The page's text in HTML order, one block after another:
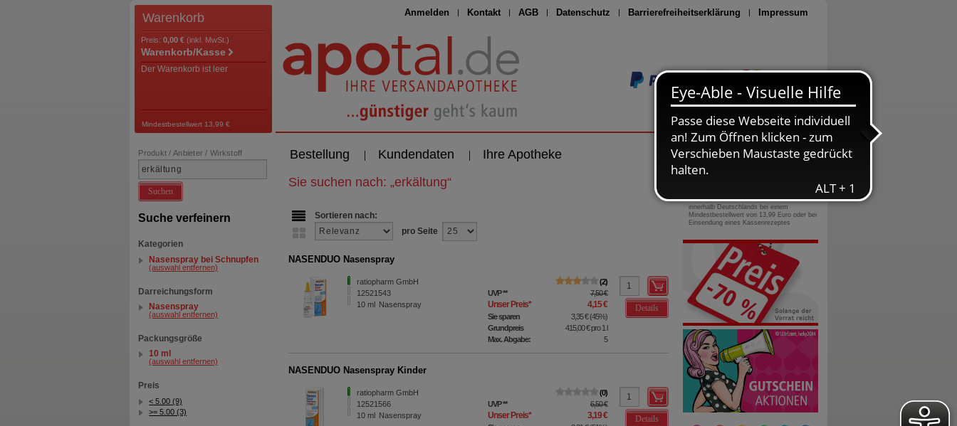
Anmelden Kontakt AGB Datenschutz Barrierefreiheitserklärung Impressum
Seite drucken
Warenkorb
Preis: 0,00 € (inkl. MwSt.)
Warenkorb/Kasse
Der Warenkorb ist leer
Mindestbestellwert 13,99 €
Bestellung Kundendaten Ihre Apotheke
Produkt / Anbieter / Wirkstoff
Suchen
Suche verfeinern
Kategorien
Nasenspray bei Schnupfen
(auswahl entfernen)
Darreichungsform
Nasenspray
(auswahl entfernen)
Packungsgröße
10 ml
(auswahl entfernen)
Preis
< 5.00 (9)
>= 5.00 (3)
Sie suchen nach: „erkältung“
Sortieren nach:
pro Seite
NASENDUO Nasenspray
ratiopharm GmbH
12521543
10 ml Nasenspray
2
UVP** 7,50 €
Unser Preis* 4,15 €
Sie sparen 3,35 €(45%)
Grundpreis
415,00 €pro 1 l
Max. Abgabe:
5
Details
NASENDUO Nasenspray Kinder
ratiopharm GmbH
12521566
10 ml Nasenspray
0
UVP** 6,50 €
Unser Preis* 3,19 € Details
0800-10 11 422
gebührenfreie Rufnummer
innerhalb Deutschlands bei einem
Mindestbestellwert von 13,99 Euro oder bei
Einsendung eines Kassenrezeptes